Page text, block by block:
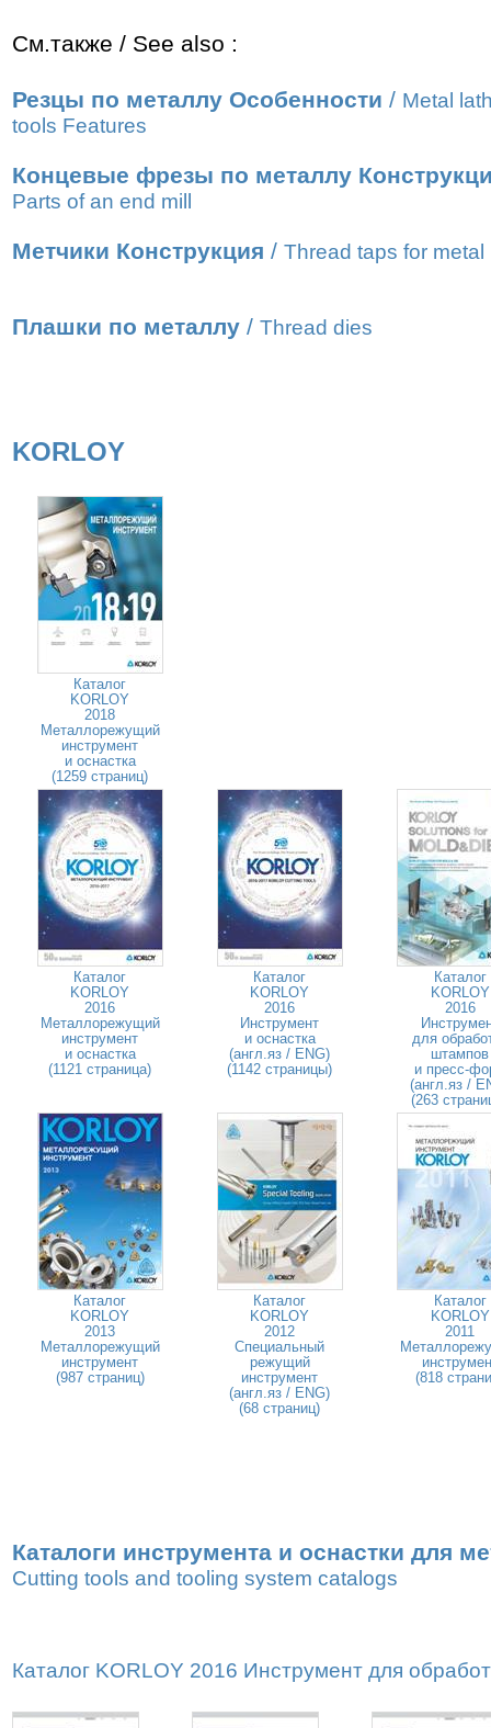
См.также / See also :
Резцы по металлу Особенности / Metal
tools Features
Концевые фрезы по металлу
Parts of an end mill
Метчики Конструкция / Thread taps for metal
Плашки по металлу / Thread dies
KORLOY
Каталог
KORLOY
2018
Металлорежущий
инструмент
и оснастка
(1259 страниц)
Каталог
KORLOY
2016
Металлорежущий
инструмент
и оснастка
(1121 страница)
Каталог
KORLOY
2016
Инструмент
и оснастка
(англ.яз / ENG)
(1142 страницы)
Каталог
KORLOY
2016
для
штампов
и пресс-
(англ.яз /
(263
Каталог
KORLOY
2013
Металлорежущий
инструмент
(987 страниц)
Каталог
KORLOY
2012
Специальный
режущий
инструмент
(англ.яз / ENG)
(68 страниц)
Каталог
KORLOY
2011
(818
Каталоги инструмента и оснастки для
Cutting tools and tooling system catalogs
Каталог KORLOY 2016 Инструмент для